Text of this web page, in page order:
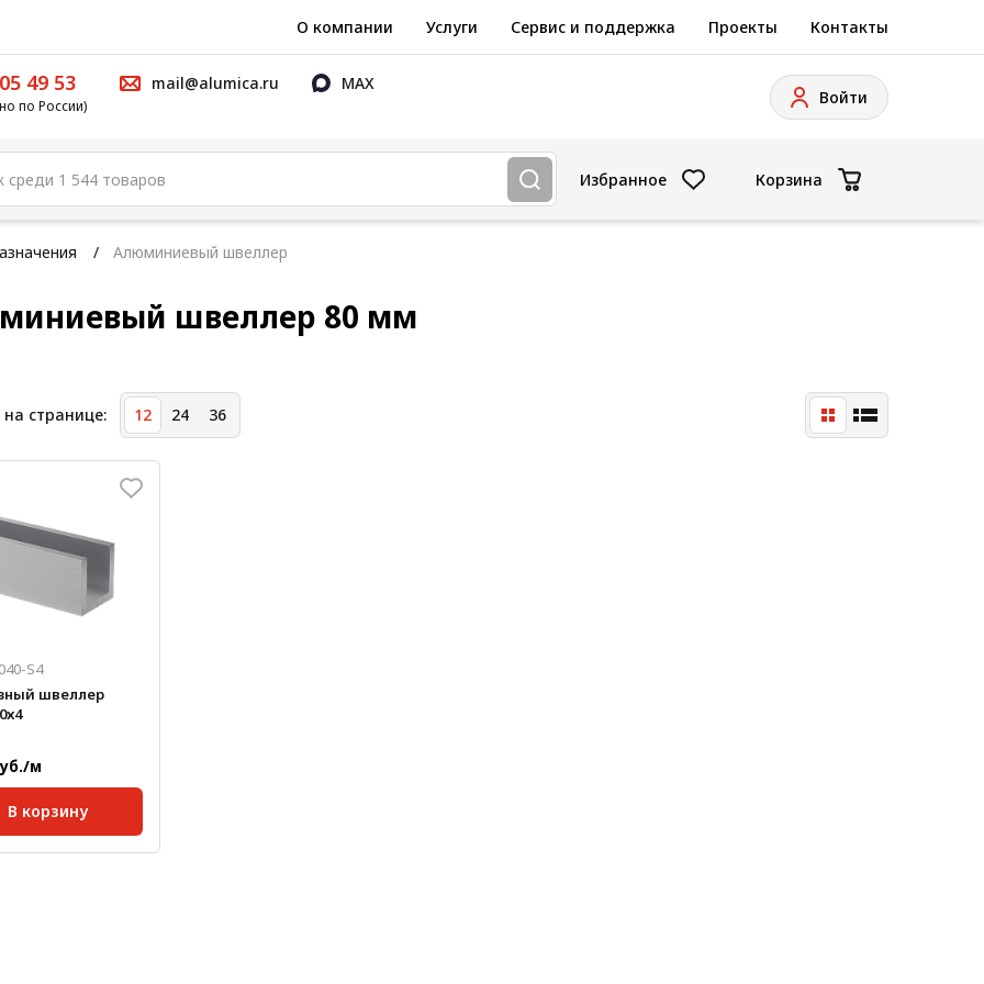
О компании Услуги Сервис и поддержка Проекты Контакты
49 53
по России)
mail@alumica.ru MAX
Войти
Избранное Корзина
Алюминиевый швеллер
швеллер 80 мм
странице: 12 24 36
S4
швеллер
м
В корзину
длина,